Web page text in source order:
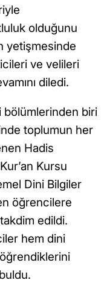
olduğunu
yetişmesinde
ve velileri
diledi.
bölümlerinden biri
toplumun her
Hadis
Kursu
Dini Bilgiler
öğrencilere
edildi.
hem dini